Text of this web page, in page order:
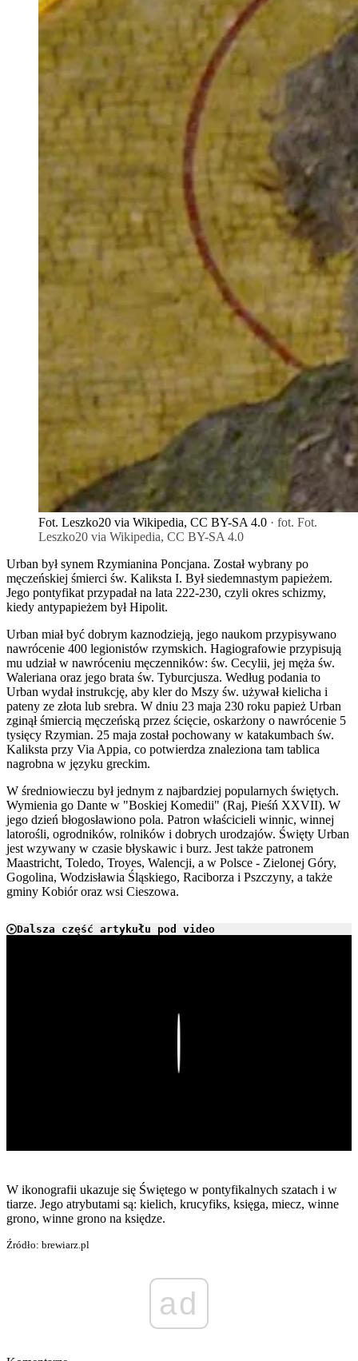
Fot. Leszko20 via Wikipedia, CC BY-SA 4.0 · fot. Fot.
Leszko20 via Wikipedia, CC BY-SA 4.0
Urban był synem Rzymianina Poncjana. Został wybrany po
męczeńskiej śmierci św. Kaliksta I. Był siedemnastym papieżem.
Jego pontyfikat przypadał na lata 222-230, czyli okres schizmy,
kiedy antypapieżem był Hipolit.
Urban miał być dobrym kaznodzieją, jego naukom przypisywano
nawrócenie 400 legionistów rzymskich. Hagiografowie przypisują
mu udział w nawróceniu męczenników: św. Cecylii, jej męża św.
Waleriana oraz jego brata św. Tyburcjusza. Według podania to
Urban wydał instrukcję, aby kler do Mszy św. używał kielicha i
pateny ze złota lub srebra. W dniu 23 maja 230 roku papież Urban
zginął śmiercią męczeńską przez ścięcie, oskarżony o nawrócenie 5
tysięcy Rzymian. 25 maja został pochowany w katakumbach św.
Kaliksta przy Via Appia, co potwierdza znaleziona tam tablica
nagrobna w języku greckim.
W średniowieczu był jednym z najbardziej popularnych świętych.
Wymienia go Dante w "Boskiej Komedii" (Raj, Pieśń XXVII). W
jego dzień błogosławiono pola. Patron właścicieli winnic, winnej
latorośli, ogrodników, rolników i dobrych urodzajów. Święty Urban
jest wzywany w czasie błyskawic i burz. Jest także patronem
Maastricht, Toledo, Troyes, Walencji, a w Polsce - Zielonej Góry,
Gogolina, Wodzisławia Śląskiego, Raciborza i Pszczyny, a także
gminy Kobiór oraz wsi Cieszowa.
Dalsza część artykułu pod video
W ikonografii ukazuje się Świętego w pontyfikalnych szatach i w
tiarze. Jego atrybutami są: kielich, krucyfiks, księga, miecz, winne
grono, winne grono na księdze.
Źródło: brewiarz.pl
ad